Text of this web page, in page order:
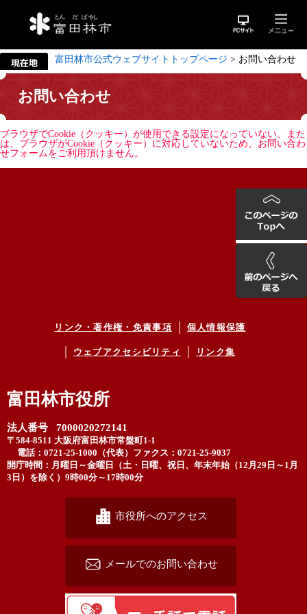
富田林市公式ウェブサイトトップページ > お問い合わせ
お問い合わせ
ブラウザでCookie（クッキー）が使用できる設定になっていない、また
は、ブラウザがCookie（クッキー）に対応していないため、お問い合わ
せフォームをご利用頂けません。
リンク・著作権・免責事項 個人情報保護
ウェブアクセシビリティ リンク集
富田林市役所
法人番号 7000020272141
〒584-8511 大阪府富田林市常盤町1-1
電話：0721-25-1000（代表） ファクス：0721-25-9037
開庁時間：月曜日～金曜日（土・日曜、祝日、年末年始（12月29日～1月
3日）を除く）9時00分～17時00分
市役所へのアクセス
メールでのお問い合わせ